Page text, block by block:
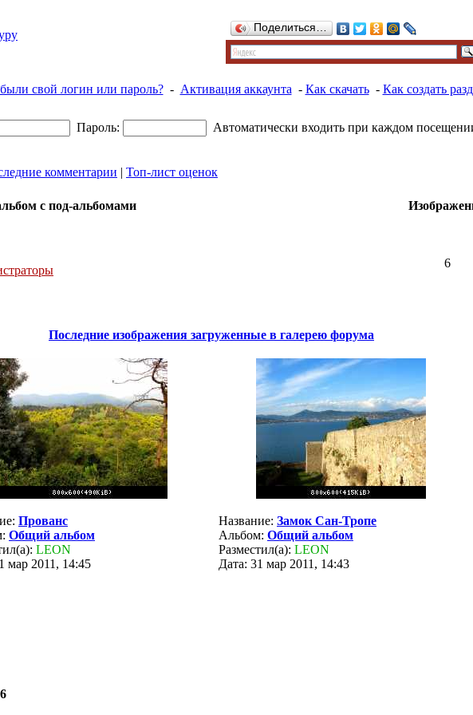
Поделиться…
свой логин или пароль?- Активация аккаунта - Как скачать- Как создать
Пароль: Автоматически входить при каждом
комментарии | Топ-лист оценок
с под-альбомами
6
Последние изображения загруженные в галерею форума
Прованс
Общий альбом
LEON
мар 2011, 14:45
Название: Замок Сан-Тропе
Альбом: Общий альбом
Разместил(а): LEON
Дата: 31 мар 2011, 14:43